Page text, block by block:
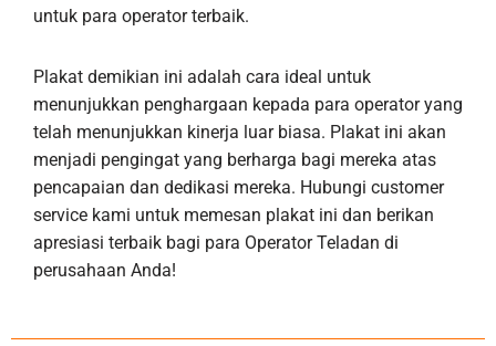
untuk para operator terbaik.
Plakat demikian ini adalah cara ideal untuk
menunjukkan penghargaan kepada para operator yang
telah menunjukkan kinerja luar biasa. Plakat ini akan
menjadi pengingat yang berharga bagi mereka atas
pencapaian dan dedikasi mereka. Hubungi customer
service kami untuk memesan plakat ini dan berikan
apresiasi terbaik bagi para Operator Teladan di
perusahaan Anda!